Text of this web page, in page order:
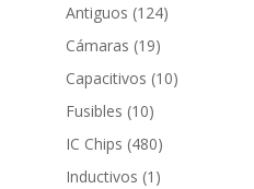
Antiguos 124124
Cámaras 1919
productos
Capacitivos 1010
Fusibles 1010
productos
IC Chips 480480
productos
Inductivos 1 1